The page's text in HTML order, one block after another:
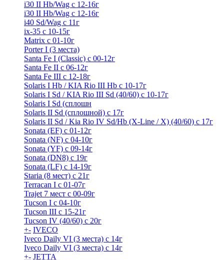
i30 II Hb/Wag с 12-16г
i30 II Hb/Wag с 12-16г
i40 Sd/Wag с 11г
ix-35 с 10-15г
Matrix с 01-10г
Porter I (3 места)
Santa Fe I (Classic) с 00-12г
Santa Fe II с 06-12г
Santa Fe III c 12-18г
Solaris I Hb / KIA Rio III Hb с 10-17г
Solaris I Sd / KIA Rio III Sd (40/60) с 10-17г
Solaris I Sd (сплошн
Solaris II Sd (сплошной) с 17г
Solaris II Sd / Kia Rio IV Sd/Hb (X-Line / X) (40/60) с 17г
Sonata (EF) с 01-12г
Sonata (NF) с 04-10г
Sonata (YF) с 09-14г
Sonata (DN8) с 19г
Sonata (LF) с 14-19г
Staria (8 мест) c 21г
Terracan I c 01-07г
Trajet 7 мест с 00-09г
Tucson I c 04-10г
Tucson III с 15-21г
Tucson IV (40/60) с 20г
+- IVECO
Iveco Daily VI (3 места) с 14г
Iveco Daily VI (3 места) с 14г
+- JETTA